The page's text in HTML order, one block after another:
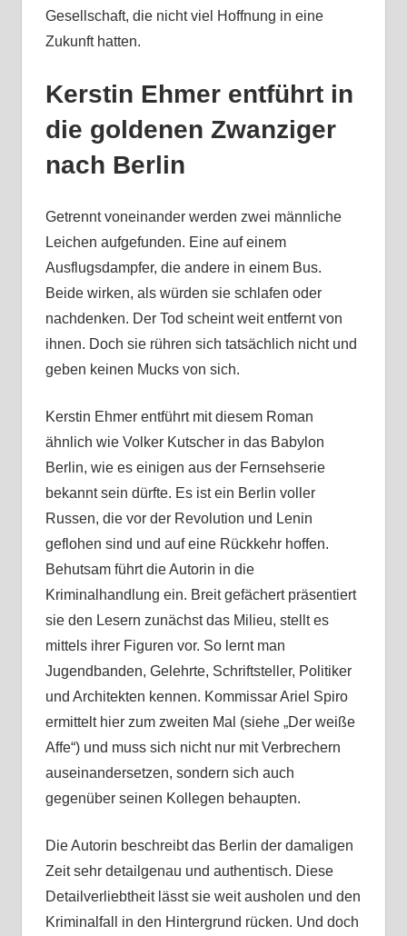
Gesellschaft, die nicht viel Hoffnung in eine
Zukunft hatten.
Kerstin Ehmer entführt in
die goldenen Zwanziger
nach Berlin
Getrennt voneinander werden zwei männliche
Leichen aufgefunden. Eine auf einem
Ausflugsdampfer, die andere in einem Bus.
Beide wirken, als würden sie schlafen oder
nachdenken. Der Tod scheint weit entfernt von
ihnen. Doch sie rühren sich tatsächlich nicht und
geben keinen Mucks von sich.
Kerstin Ehmer entführt mit diesem Roman
ähnlich wie Volker Kutscher in das Babylon
Berlin, wie es einigen aus der Fernsehserie
bekannt sein dürfte. Es ist ein Berlin voller
Russen, die vor der Revolution und Lenin
geflohen sind und auf eine Rückkehr hoffen.
Behutsam führt die Autorin in die
Kriminalhandlung ein. Breit gefächert präsentiert
sie den Lesern zunächst das Milieu, stellt es
mittels ihrer Figuren vor. So lernt man
Jugendbanden, Gelehrte, Schriftsteller, Politiker
und Architekten kennen. Kommissar Ariel Spiro
ermittelt hier zum zweiten Mal (siehe „Der weiße
Affe“) und muss sich nicht nur mit Verbrechern
auseinandersetzen, sondern sich auch
gegenüber seinen Kollegen behaupten.
Die Autorin beschreibt das Berlin der damaligen
Zeit sehr detailgenau und authentisch. Diese
Detailverliebtheit lässt sie weit ausholen und den
Kriminalfall in den Hintergrund rücken. Und doch